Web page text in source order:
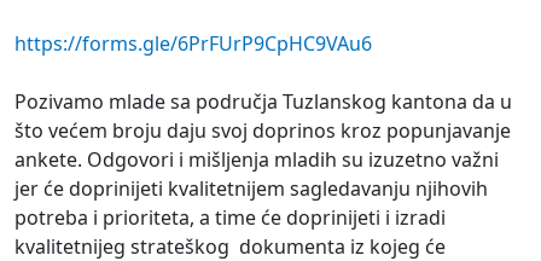
https://forms.gle/6PrFUrP9CpHC9VAu6
Pozivamo mlade sa područja Tuzlanskog kantona da u
što većem broju daju svoj doprinos kroz popunjavanje
ankete. Odgovori i mišljenja mladih su izuzetno važni
jer će doprinijeti kvalitetnijem sagledavanju njihovih
potreba i prioriteta, a time će doprinijeti i izradi
kvalitetnijeg strateškog dokumenta iz kojeg će